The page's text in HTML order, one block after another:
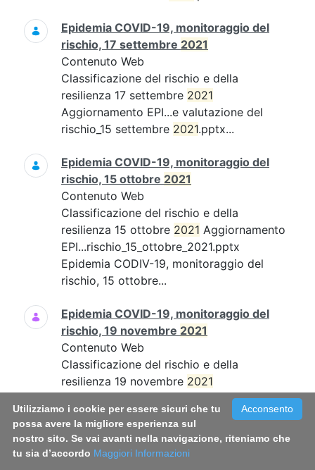
Epidemia COVID-19, monitoraggio del
rischio, 17 settembre 2021
Contenuto Web
Classificazione del rischio e della
resilienza 17 settembre 2021
Aggiornamento EPI...e valutazione del
rischio_15 settembre 2021.pptx...
Epidemia COVID-19, monitoraggio del
rischio, 15 ottobre 2021
Contenuto Web
Classificazione del rischio e della
resilienza 15 ottobre 2021 Aggiornamento
EPI...rischio_15_ottobre_2021.pptx
Epidemia CODIV-19, monitoraggio del
rischio, 15 ottobre...
Epidemia COVID-19, monitoraggio del
rischio, 19 novembre 2021
Contenuto Web
Classificazione del rischio e della
resilienza 19 novembre 2021
Aggiornamento EPI...19_novembre_21.pdf
Epidemia COVID-19, monitoraggio del
rischio, 19 novembre...
Acconsento
Utilizziamo i cookie per essere sicuri che tu
possa avere la migliore esperienza sul
nostro sito. Se vai avanti nella navigazione, riteniamo che
tu sia d’accordo Maggiori Informazioni